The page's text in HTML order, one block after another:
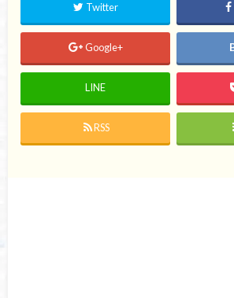
Twitter
Google+
LINE
RSS